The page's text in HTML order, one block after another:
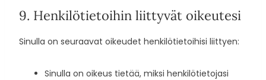
9. Henkilötietoihin liittyvät oikeutesi
Sinulla on seuraavat oikeudet henkilötietoihisi liittyen:
Sinulla on oikeus tietää, miksi henkilötietojasi